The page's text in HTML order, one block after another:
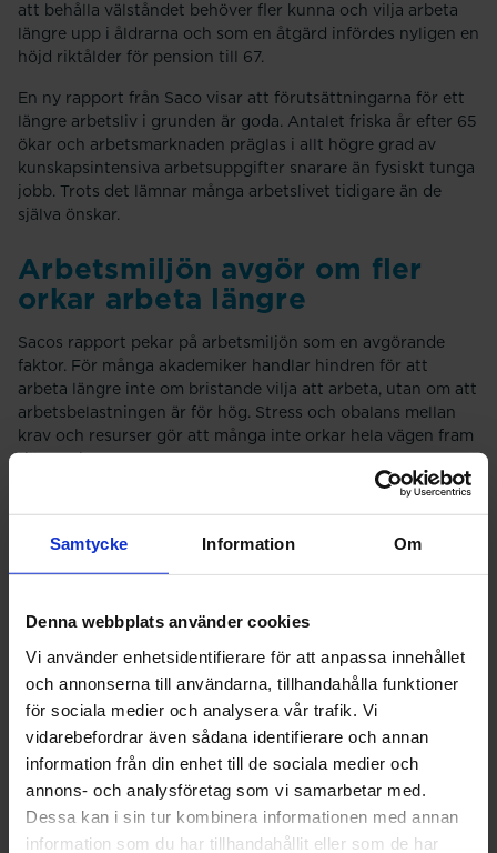
Samtycke Information Om
Denna webbplats använder cookies
Vi använder enhetsidentifierare för att anpassa innehållet
och annonserna till användarna, tillhandahålla funktioner
för sociala medier och analysera vår trafik. Vi
vidarebefordrar även sådana identifierare och annan
information från din enhet till de sociala medier och
annons- och analysföretag som vi samarbetar med.
Dessa kan i sin tur kombinera informationen med annan
information som du har tillhandahållit eller som de har
att behålla välståndet behöver fler kunna och vilja arbeta
längre upp i åldrarna och som en åtgärd infördes nyligen en
höjd riktålder för pension till 67.
En ny rapport från Saco visar att förutsättningarna för ett
längre arbetsliv i grunden är goda. Antalet friska år efter 65
ökar och arbetsmarknaden präglas i allt högre grad av
kunskapsintensiva arbetsuppgifter snarare än fysiskt tunga
jobb. Trots det lämnar många arbetslivet tidigare än de
själva önskar.
Arbetsmiljön avgör om fler
orkar arbeta längre
Sacos rapport pekar på arbetsmiljön som en avgörande
faktor. För många akademiker handlar hindren för att
arbeta längre inte om bristande vilja att arbeta, utan om att
arbetsbelastningen är för hög. Stress och obalans mellan
krav och resurser gör att många inte orkar hela vägen fram
till pension.
Ett väl fungerande systematiskt arbetsmiljöarbete, där
enligt Saco göra att fler både kan och vill arbeta längre. Det
gäller inte minst inom verksamheter med högt tempo och
Ålderism bromsar ett längre
arbetsliv
Ett annat hinder är ålderism. Åldersdiskriminering gör det
svårare för seniora akademiker att byta jobb eller ta sig
tillbaka efter arbetslöshet, vilket i sin tur leder till tidigare
pensionering och lägre pensioner.
Sacos rapport visar att risken för arbetslöshet ökar kraftigt